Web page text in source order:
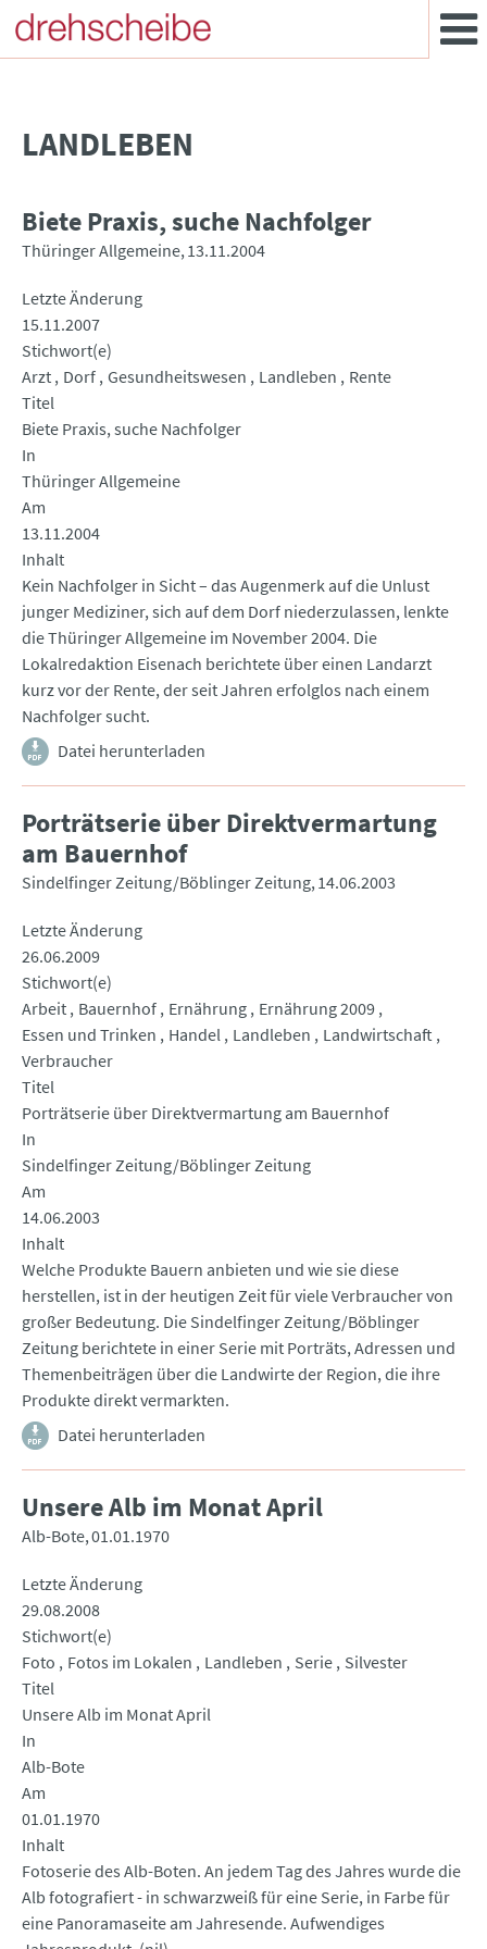
LANDLEBEN
Biete Praxis, suche Nachfolger
Thüringer Allgemeine 13.11.2004
Letzte Änderung
15.11.2007
Stichwort(e)
Arzt Dorf Gesundheitswesen Landleben
Rente
Titel
Biete Praxis, suche Nachfolger
In
Thüringer Allgemeine
Am
13.11.2004
Inhalt
Kein Nachfolger in Sicht – das Augenmerk auf die Unlust
junger Mediziner, sich auf dem Dorf niederzulassen, lenkte
die Thüringer Allgemeine im November 2004. Die
Lokalredaktion Eisenach berichtete über einen Landarzt
kurz vor der Rente, der seit Jahren erfolglos nach einem
Nachfolger sucht.
Datei herunterladen
Porträtserie über Direktvermartung
am Bauernhof
Sindelfinger Zeitung/Böblinger Zeitung 14.06.2003
Letzte Änderung
26.06.2009
Stichwort(e)
Arbeit Bauernhof Ernährung Ernährung 2009
Essen und Trinken
Handel Landleben
Landwirtschaft
Verbraucher
Titel
Porträtserie über Direktvermartung am Bauernhof
In
Sindelfinger Zeitung/Böblinger Zeitung
Am
14.06.2003
Inhalt
Welche Produkte Bauern anbieten und wie sie diese
herstellen, ist in der heutigen Zeit für viele Verbraucher von
großer Bedeutung. Die Sindelfinger Zeitung/Böblinger
Zeitung berichtete in einer Serie mit Porträts, Adressen und
Themenbeiträgen über die Landwirte der Region, die ihre
Produkte direkt vermarkten.
Datei herunterladen
Unsere Alb im Monat April
Alb-Bote 01.01.1970
Letzte Änderung
29.08.2008
Stichwort(e)
Foto
Fotos im Lokalen Landleben Serie Silvester
Titel
Unsere Alb im Monat April
In
Alb-Bote
Am
01.01.1970
Inhalt
Fotoserie des Alb-Boten. An jedem Tag des Jahres wurde die
Alb fotografiert - in schwarzweiß für eine Serie, in Farbe für
eine Panoramaseite am Jahresende. Aufwendiges